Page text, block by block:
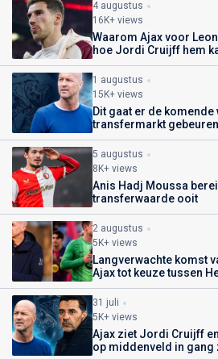
4 augustus
16K+ views
Waarom Ajax voor
hoe Jordi Cruijff hem
1 augustus
15K+ views
Dit gaat er de komende
transfermarkt
5 augustus
8K+ views
Anis Hadj Moussa
transferwaarde ooit
2 augustus
5K+ views
Langverwachte komst
Ajax tot keuze tussen
31 juli
5K+ views
Ajax ziet Jordi Cruijff
op middenveld in gang